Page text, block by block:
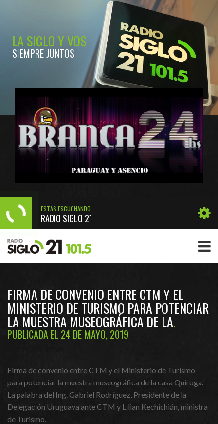
LA SIGLO Y VOS
SIEMPRE JUNTOS
ESTÁS ESCUCHANDO
RADIO SIGLO 21
FIRMA DE CONVENIO ENTRE CTM Y EL
MINISTERIO DE TURISMO PARA POTENCIAR
LA MUESTRA MUSEOGRÁFICA DE LA
PUBLICADA EL 24 DE MAYO, 2019
Firma de convenio entre CTM y el Ministerio de Turismo
para potenciar la muestra museográfica de la casa Quiroga.
La palabra del Ing. Gabriel Rodríguez, Presidente de la
Delegación Uruguaya ante CTM y Lilian Kechichián, ministra
de Turismo.